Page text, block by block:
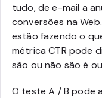
tudo, de e-mail a
conversões na
estão fazendo o
métrica CTR pode
são ou não são é
O teste A / B pode